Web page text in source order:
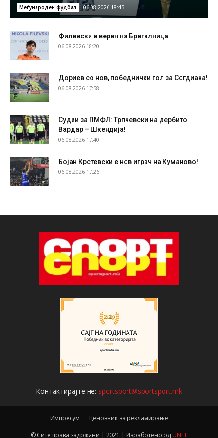
Меѓународен фудбал 06.08.2026 18:45
Филевски е верен на Брегалница
06.08.2026 18:20
Дориев со нов, победнички гол за Согдиана!
06.08.2026 17:58
Судии за ПМФЛ: Трпчевски на дербито
Вардар – Шкендија!
06.08.2026 17:40
Бојан Крстевски е нов играч на Куманово!
06.08.2026 17:26
Контактирајте не: sportsport@sportsport.mk
Импресум Ценовник за рекламирање
© Сите права задржани | 2021 | Изработено од UNET